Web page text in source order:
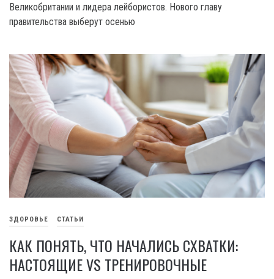
Великобритании и лидера лейбористов. Нового главу
правительства выберут осенью
ЗДОРОВЬЕ СТАТЬИ
КАК ПОНЯТЬ, ЧТО НАЧАЛИСЬ СХВАТКИ:
НАСТОЯЩИЕ VS ТРЕНИРОВОЧНЫЕ